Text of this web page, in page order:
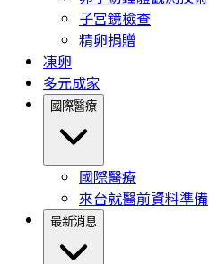
子宮鏡檢查
精卵捐贈
凍卵
多元成家
國際醫療
國際醫療
來台就醫前資料準備
最新消息